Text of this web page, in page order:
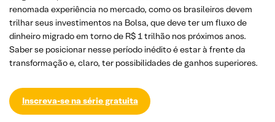
renomada experiência no mercado, como os brasileiros devem
trilhar seus investimentos na Bolsa, que deve ter um fluxo de
dinheiro migrado em torno de R$ 1 trilhão nos próximos anos.
Saber se posicionar nesse período inédito é estar à frente da
transformação e, claro, ter possibilidades de ganhos superiores.
Inscreva-se na série gratuita